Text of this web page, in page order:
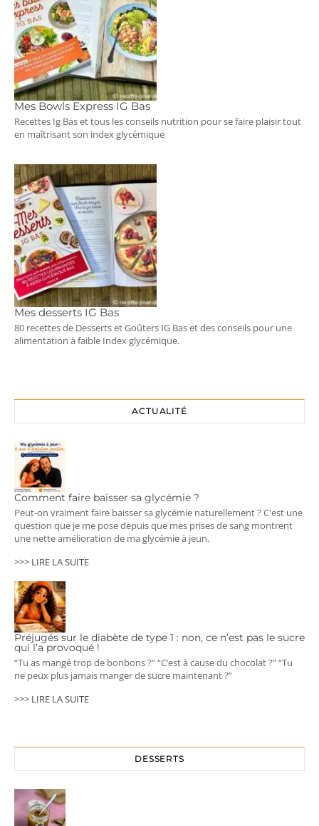
Mes Bowls Express IG Bas
Recettes Ig Bas et tous les conseils nutrition pour se faire plaisir tout
en maîtrisant son index glycémique
Mes desserts IG Bas
80 recettes de Desserts et Goûters IG Bas et des conseils pour une
alimentation à faible Index glycémique.
ACTUALITÉ
Comment faire baisser sa glycémie ?
Peut-on vraiment faire baisser sa glycémie naturellement ? C'est une
question que je me pose depuis que mes prises de sang montrent
une nette amélioration de ma glycémie à jeun.
>>> LIRE LA SUITE
Préjugés sur le diabète de type 1 : non, ce n’est pas le sucre
qui l’a provoqué !
“Tu as mangé trop de bonbons ?” “C’est à cause du chocolat ?” “Tu
ne peux plus jamais manger de sucre maintenant ?”
>>> LIRE LA SUITE
DESSERTS